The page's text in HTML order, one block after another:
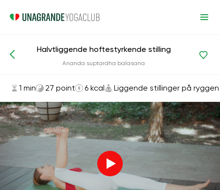
Asanas og øvelser Liggende stillinger på ryggen
Halvtliggende hoftestyrkende stilling
Ananda suptardha balasana
1 min 27 point 6 kcal Liggende stillinger på ryggen